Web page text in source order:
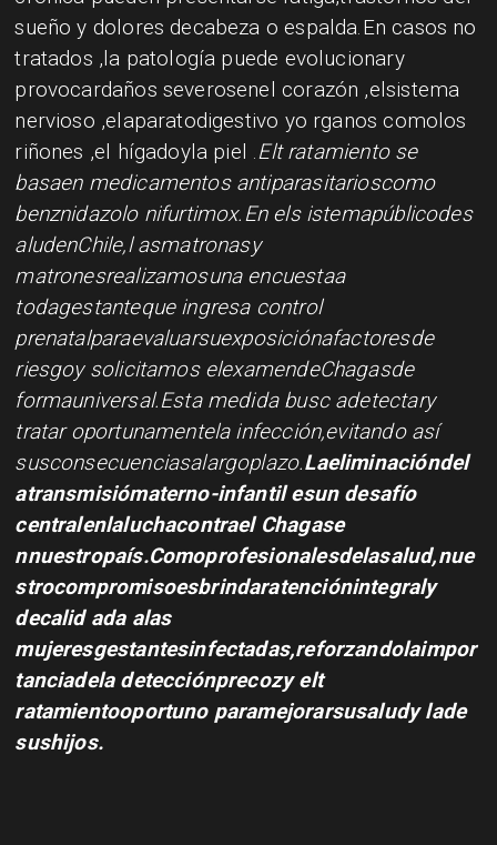
sueño y dolores decabeza o espalda.En casos no
tratados ,la patología puede evolucionary
provocardaños severosenel corazón ,elsistema
nervioso ,elaparatodigestivo yo rganos comolos
riñones ,el hígadoyla piel .Elt ratamiento se
basaen medicamentos antiparasitarioscomo
benznidazolo nifurtimox.En els istemapúblicodes
aludenChile,l asmatronasy
matronesrealizamosuna encuestaa
todagestanteque ingresa control
prenatalparaevaluarsuexposiciónafactoresde
riesgoy solicitamos elexamendeChagasde
formauniversal.Esta medida busc adetectary
tratar oportunamentela infección,evitando así
susconsecuenciasalargoplazo.Laeliminacióndel
atransmisiómaterno-infantil esun desafío
centralenlaluchacontrael Chagase
nnuestropaís.Comoprofesionalesdelasalud,nue
strocompromisoesbrindaratenciónintegraly
decalid ada alas
mujeresgestantesinfectadas,reforzandolaimpor
tanciadela detecciónprecozy elt
ratamientooportuno paramejorarsusaludy lade
sushijos.